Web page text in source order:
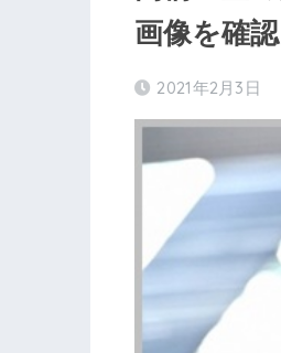
画像を確認
2021年2月3日